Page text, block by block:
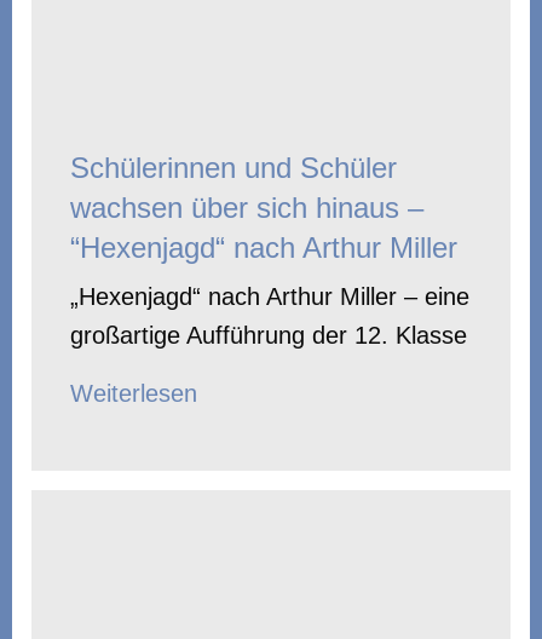
Schülerinnen und Schüler
wachsen über sich hinaus –
“Hexenjagd“ nach Arthur Miller
„Hexenjagd“ nach Arthur Miller – eine
großartige Aufführung der 12. Klasse
Weiterlesen